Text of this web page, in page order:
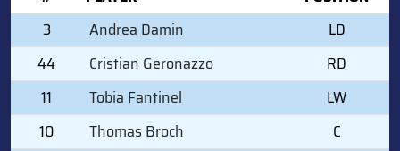
3
Andrea Damin
LD
44
Cristian Geronazzo
RD
11
Tobia Fantinel
LW
10
Thomas Broch
C